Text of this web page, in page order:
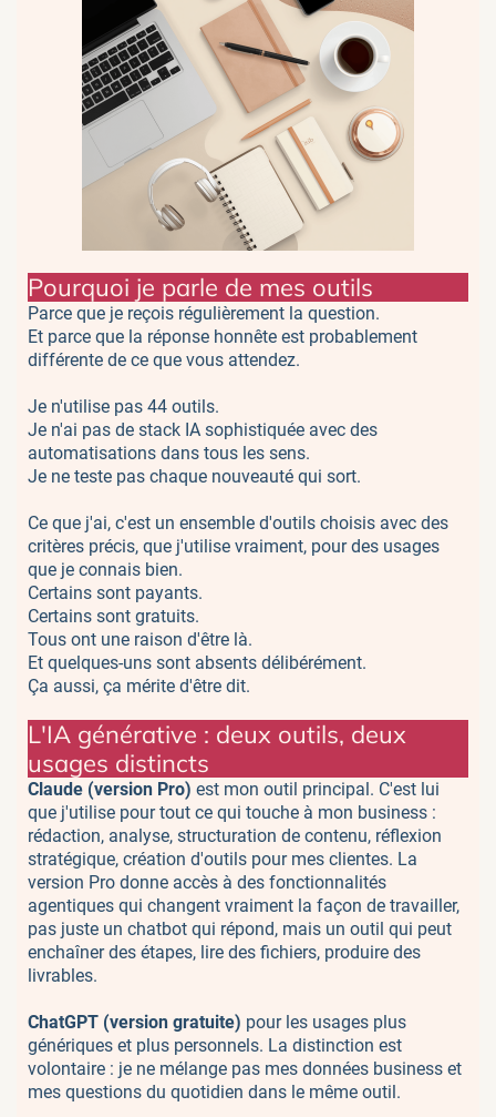
Pourquoi je parle de mes outils
Parce que je reçois régulièrement la question.
Et parce que la réponse honnête est probablement
différente de ce que vous attendez.
Je n'utilise pas 44 outils.
Je n'ai pas de stack IA sophistiquée avec des
automatisations dans tous les sens.
Je ne teste pas chaque nouveauté qui sort.
Ce que j'ai, c'est un ensemble d'outils choisis avec des
critères précis, que j'utilise vraiment, pour des usages
que je connais bien.
Certains sont payants.
Certains sont gratuits.
Tous ont une raison d'être là.
Et quelques-uns sont absents délibérément.
Ça aussi, ça mérite d'être dit.
L'IA générative : deux outils, deux
usages distincts
Claude (version Pro) est mon outil principal. C'est lui
que j'utilise pour tout ce qui touche à mon business :
rédaction, analyse, structuration de contenu, réflexion
stratégique, création d'outils pour mes clientes. La
version Pro donne accès à des fonctionnalités
agentiques qui changent vraiment la façon de travailler,
pas juste un chatbot qui répond, mais un outil qui peut
enchaîner des étapes, lire des fichiers, produire des
livrables.
ChatGPT (version gratuite) pour les usages plus
génériques et plus personnels. La distinction est
volontaire : je ne mélange pas mes données business et
mes questions du quotidien dans le même outil.